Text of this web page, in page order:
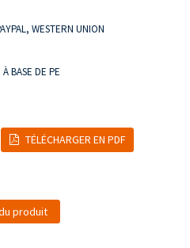
WESTERN UNION
BASE DE PE
TÉLÉCHARGER EN PDF
produit